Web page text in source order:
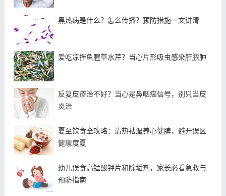
黑热病是什么？怎么传播？预防措施一文讲清
爱吃凉拌鱼腥草水芹？当心片形吸虫感染肝脓肿
反复皮疹治不好？当心是鼻咽癌信号，别只当皮
炎治
夏至饮食全攻略：清热祛湿养心健脾，避开误区
健康度夏
幼儿误食高锰酸钾片和除垢剂，家长必看急救与
预防指南